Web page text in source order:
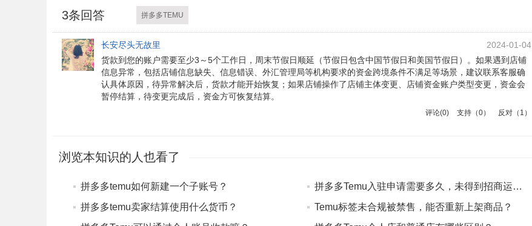
3条回答 拼多多TEMU
长安尽头无故里
2024-01-04
货款到您的账户需要至少3～5个工作日，周末节假日顺延（节假日包含中国节假日和美国节假日）。如果遇到店铺
信息异常，包括店铺信息缺失、信息错误、外汇管理局等机构要求的资金跨境条件不满足等场景，建议联系客服确
认具体原因，待异常解决后，货款才能开始恢复；如果店铺操作了店铺主体变更、店铺资金账户类型变更，资金会
暂停结算，待变更完成后，资金方可恢复结算。
评论(0) 支持 （0） 反对 （ 1 ）
浏览本知识的人也看了
拼多多temu如何新建一个子账号？
拼多多Temu入驻申请需要多久，未得到招商运营联系怎么办？
拼多多temu卖家结算使用什么货币？
Temu标签未合规被禁售，能否重新上架商品？